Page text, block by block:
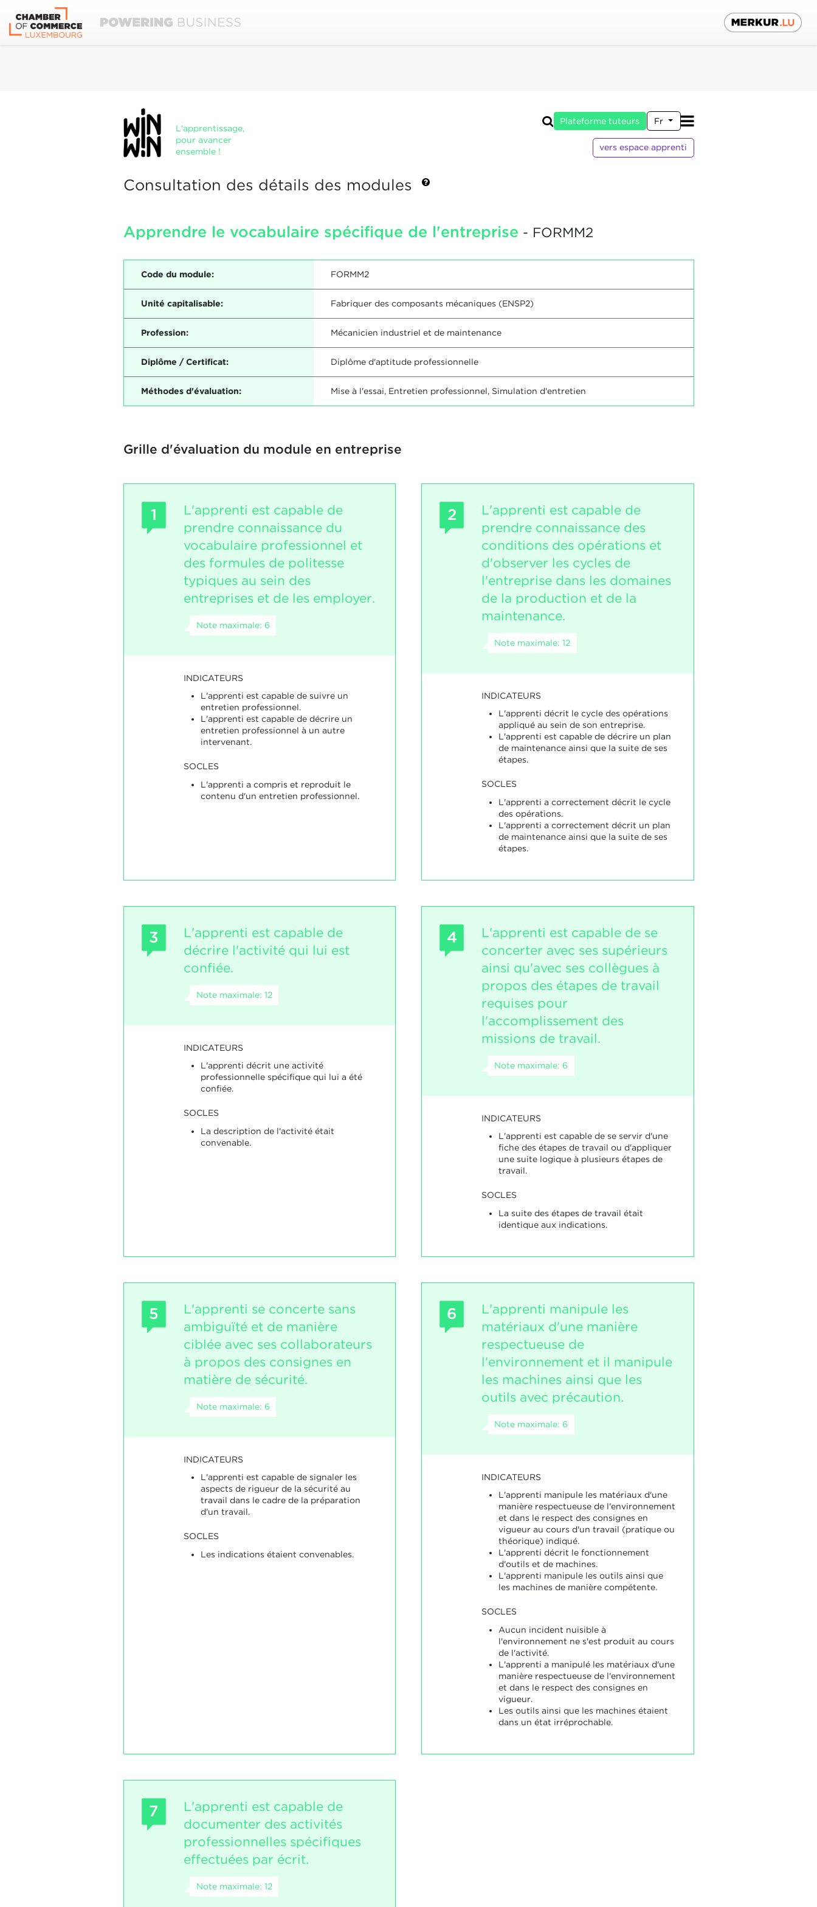
L'apprentissage,
pour avancer
ensemble !
Plateforme tuteurs Fr
vers espace apprenti
Consultation des détails des modules
Apprendre le vocabulaire spécifique de l'entreprise - FORMM2
Code du module: FORMM2
Unité capitalisable: Fabriquer des composants mécaniques (ENSP2)
Profession: Mécanicien industriel et de maintenance
Diplôme / Certificat: Diplôme d'aptitude professionnelle
Méthodes d'évaluation: Mise à l'essai, Entretien professionnel, Simulation d'entretien
Grille d'évaluation du module en entreprise
1
L'apprenti est capable de
prendre connaissance du
vocabulaire professionnel et
des formules de politesse
typiques au sein des
entreprises et de les employer.
Note maximale: 6
INDICATEURS
L'apprenti est capable de suivre un
entretien professionnel.
L'apprenti est capable de décrire un
entretien professionnel à un autre
intervenant.
SOCLES
L'apprenti a compris et reproduit le
contenu d'un entretien professionnel.
2
L'apprenti est capable de
prendre connaissance des
conditions des opérations et
d'observer les cycles de
l'entreprise dans les domaines
de la production et de la
maintenance.
Note maximale: 12
INDICATEURS
L'apprenti décrit le cycle des opérations
appliqué au sein de son entreprise.
L'apprenti est capable de décrire un plan
de maintenance ainsi que la suite de ses
étapes.
SOCLES
L'apprenti a correctement décrit le cycle
des opérations.
L'apprenti a correctement décrit un plan
de maintenance ainsi que la suite de ses
étapes.
3
L'apprenti est capable de
décrire l'activité qui lui est
confiée.
Note maximale: 12
INDICATEURS
L'apprenti décrit une activité
professionnelle spécifique qui lui a été
confiée.
SOCLES
La description de l'activité était
convenable.
4
L'apprenti est capable de se
concerter avec ses supérieurs
ainsi qu'avec ses collègues à
propos des étapes de travail
requises pour
l'accomplissement des
missions de travail.
Note maximale: 6
INDICATEURS
L'apprenti est capable de se servir d'une
fiche des étapes de travail ou d'appliquer
une suite logique à plusieurs étapes de
travail.
SOCLES
La suite des étapes de travail était
identique aux indications.
5
L'apprenti se concerte sans
ambiguïté et de manière
ciblée avec ses collaborateurs
à propos des consignes en
matière de sécurité.
Note maximale: 6
INDICATEURS
L'apprenti est capable de signaler les
aspects de rigueur de la sécurité au
travail dans le cadre de la préparation
d'un travail.
SOCLES
Les indications étaient convenables.
6
L'apprenti manipule les
matériaux d'une manière
respectueuse de
l'environnement et il manipule
les machines ainsi que les
outils avec précaution.
Note maximale: 6
INDICATEURS
L'apprenti manipule les matériaux d'une
manière respectueuse de l'environnement
et dans le respect des consignes en
vigueur au cours d'un travail (pratique ou
théorique) indiqué.
L'apprenti décrit le fonctionnement
d'outils et de machines.
L'apprenti manipule les outils ainsi que
les machines de manière compétente.
SOCLES
Aucun incident nuisible à
l'environnement ne s'est produit au cours
de l'activité.
L'apprenti a manipulé les matériaux d'une
manière respectueuse de l'environnement
et dans le respect des consignes en
vigueur.
Les outils ainsi que les machines étaient
dans un état irréprochable.
7
L'apprenti est capable de
documenter des activités
professionnelles spécifiques
effectuées par écrit.
Note maximale: 12